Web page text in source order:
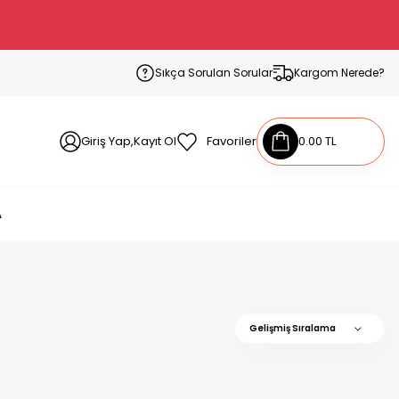
Sıkça Sorulan Sorular Kargom Nerede?
Giriş Yap,Kayıt Ol Favoriler 0.00 TL